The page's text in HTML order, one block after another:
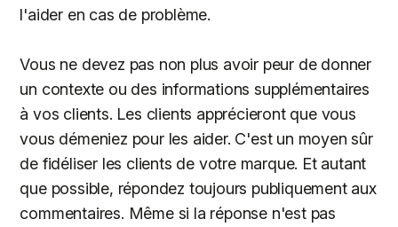
l'aider en cas de problème.
Vous ne devez pas non plus avoir peur de donner
un contexte ou des informations supplémentaires
à vos clients. Les clients apprécieront que vous
vous démeniez pour les aider. C'est un moyen sûr
de fidéliser les clients de votre marque. Et autant
que possible, répondez toujours publiquement aux
commentaires. Même si la réponse n'est pas